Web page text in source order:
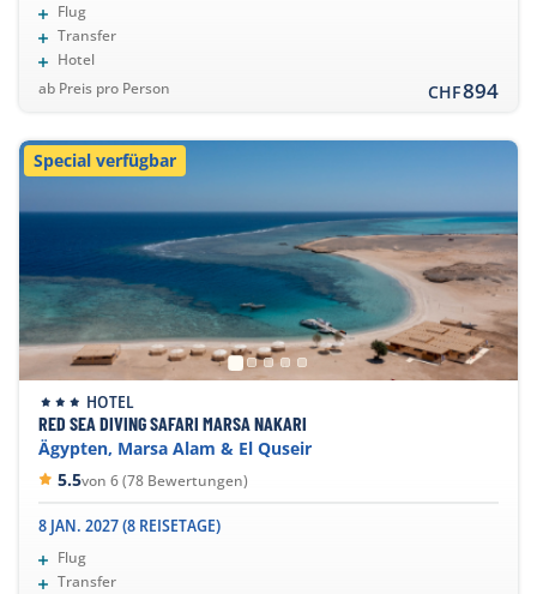
Flug
Transfer
Hotel
ab Preis pro Person
CHF894
Special verfügbar
HOTEL
RED SEA DIVING SAFARI MARSA NAKARI
Ägypten, Marsa Alam & El Quseir
5.5von 6 (78 Bewertungen)
8 JAN. 2027 (8 REISETAGE)
Flug
Transfer